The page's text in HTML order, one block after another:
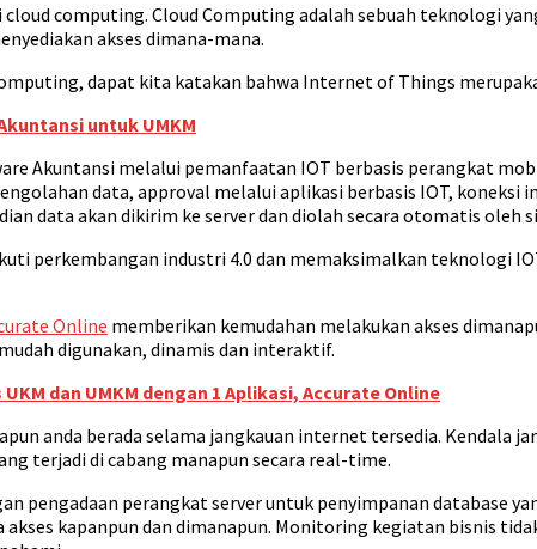
computing. Cloud Computing adalah sebuah teknologi
akses dimana-mana.
dapat kita katakan bahwa Internet of Things
untuk UMKM
Akuntansi melalui pemanfaatan IOT berbasis perangkat
data, approval melalui aplikasi berbasis IOT, koneksi
data akan dikirim ke server dan diolah secara otomatis
perkembangan industri 4.0 dan memaksimalkan teknologi
Online memberikan kemudahan melakukan akses
digunakan, dinamis dan interaktif.
dan UMKM dengan 1 Aplikasi, Accurate Online
anda berada selama jangkauan internet tersedia. Kendala
terjadi di cabang manapun secara real-time.
pengadaan perangkat server untuk penyimpanan database
kapanpun dan dimanapun. Monitoring kegiatan bisnis